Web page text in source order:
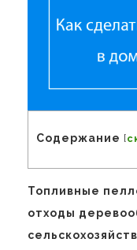
Содержание [
Топливные
отходы